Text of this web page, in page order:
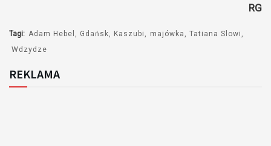
RG
Tagi: Adam Hebel Gdańsk Kaszubi majówka
Tatiana Slowi
Wdzydze
REKLAMA